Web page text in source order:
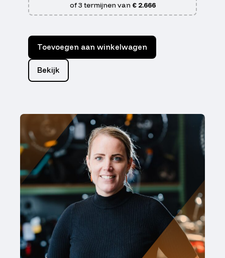
of 3 termijnen van € 2.666
Toevoegen aan winkelwagen
Bekijk